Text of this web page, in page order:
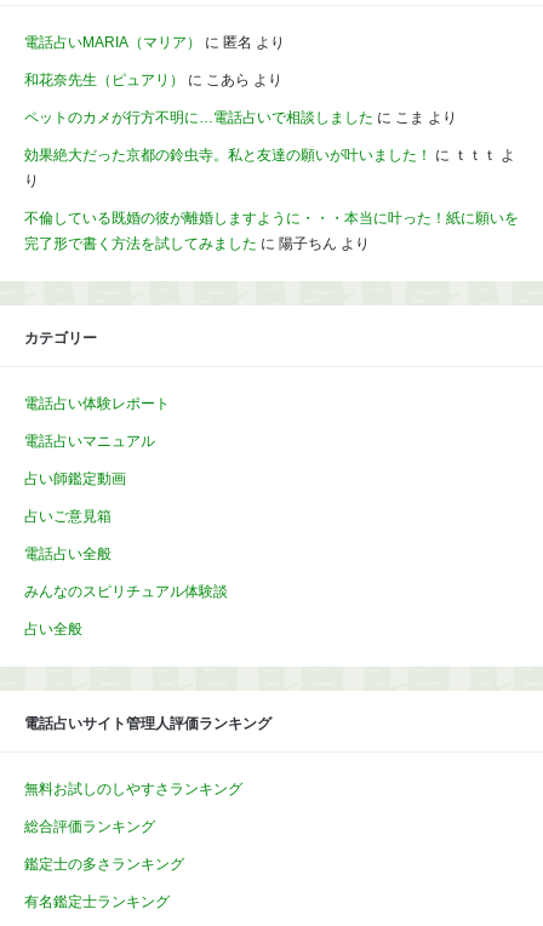
電話占いMARIA（マリア） に 匿名 より
和花奈先生（ピュアリ） に こあら より
ペットのカメが行方不明に…電話占いで相談しました に こま より
効果絶大だった京都の鈴虫寺。私と友達の願いが叶いました！ に ｔｔｔ よ
り
不倫している既婚の彼が離婚しますように・・・本当に叶った！紙に願いを
完了形で書く方法を試してみました に 陽子ちん より
カテゴリー
電話占い体験レポート
電話占いマニュアル
占い師鑑定動画
占いご意見箱
電話占い全般
みんなのスピリチュアル体験談
占い全般
電話占いサイト管理人評価ランキング
無料お試しのしやすさランキング
総合評価ランキング
鑑定士の多さランキング
有名鑑定士ランキング